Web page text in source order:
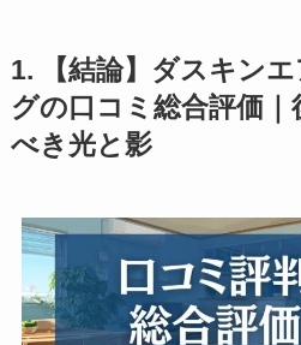
1. 【結論】ダスキン
グの口コミ総合評価
べき光と影